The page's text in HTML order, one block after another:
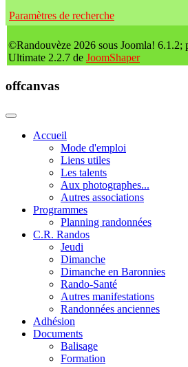
Paramètres de recherche
©Randouvèze 2026 sous Joomla! 6.1.2;
Ultimate 2.2.7 de JoomShaper
offcanvas
Accueil
Mode d'emploi
Liens utiles
Les talents
Aux photographes...
Autres associations
Programmes
Planning randonnées
C.R. Randos
Jeudi
Dimanche
Dimanche en Baronnies
Rando-Santé
Autres manifestations
Randonnées anciennes
Adhésion
Documents
Balisage
Formation